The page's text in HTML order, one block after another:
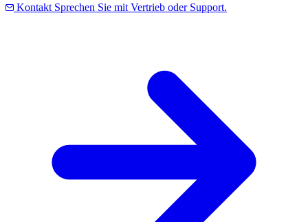
Kontakt Sprechen Sie mit Vertrieb oder Support.